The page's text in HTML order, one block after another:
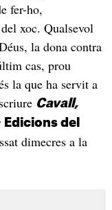
fer-ho,
xoc. Qualsevol
la dona contra
cas, prou
la que ha servit a
Cavall,
Edicions del
dimecres a la